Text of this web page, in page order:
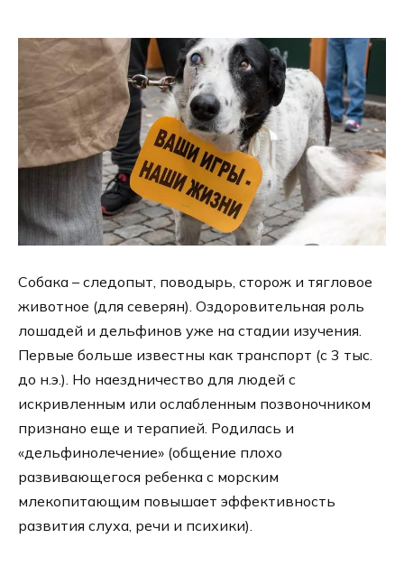
Собака – следопыт, поводырь, сторож и тягловое
животное (для северян). Оздоровительная роль
лошадей и дельфинов уже на стадии изучения.
Первые больше известны как транспорт (с 3 тыс.
до н.э.). Но наездничество для людей с
искривленным или ослабленным позвоночником
признано еще и терапией. Родилась и
«дельфинолечение» (общение плохо
развивающегося ребенка с морским
млекопитающим повышает эффективность
развития слуха, речи и психики).